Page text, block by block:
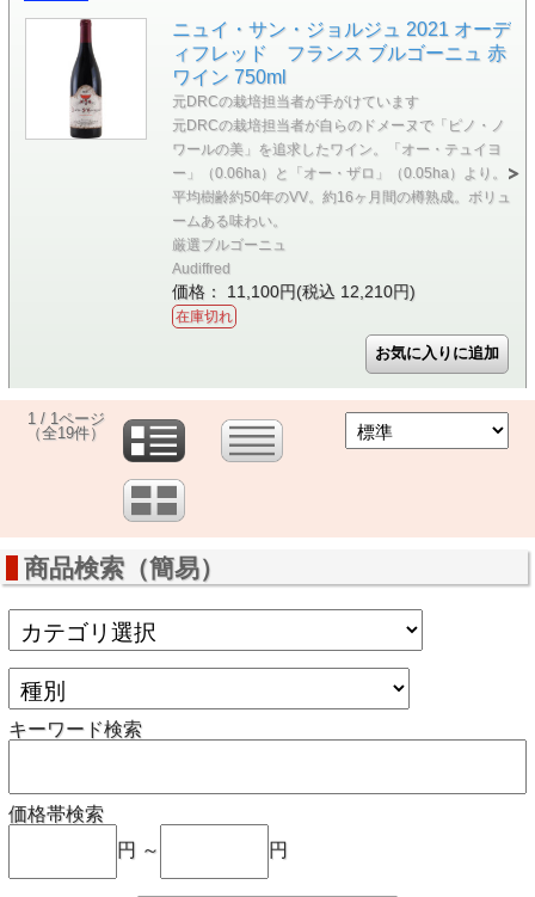
ニュイ・サン・ジョルジュ 2021 オーデ
ィフレッド フランス ブルゴーニュ 赤
ワイン 750ml
元DRCの栽培担当者が手がけています
元DRCの栽培担当者が自らのドメーヌで「ピノ・ノ
ワールの美」を追求したワイン。「オー・テュイヨ
ー」（0.06ha）と「オー・ザロ」（0.05ha）より。
平均樹齢約50年のVV。約16ヶ月間の樽熟成。ボリュ
ームある味わい。
厳選ブルゴーニュ
Audiffred
価格： 11,100円(税込 12,210円)
在庫切れ
1 / 1ページ
（全19件）
商品検索（簡易）
キーワード検索
価格帯検索
円 ～
円